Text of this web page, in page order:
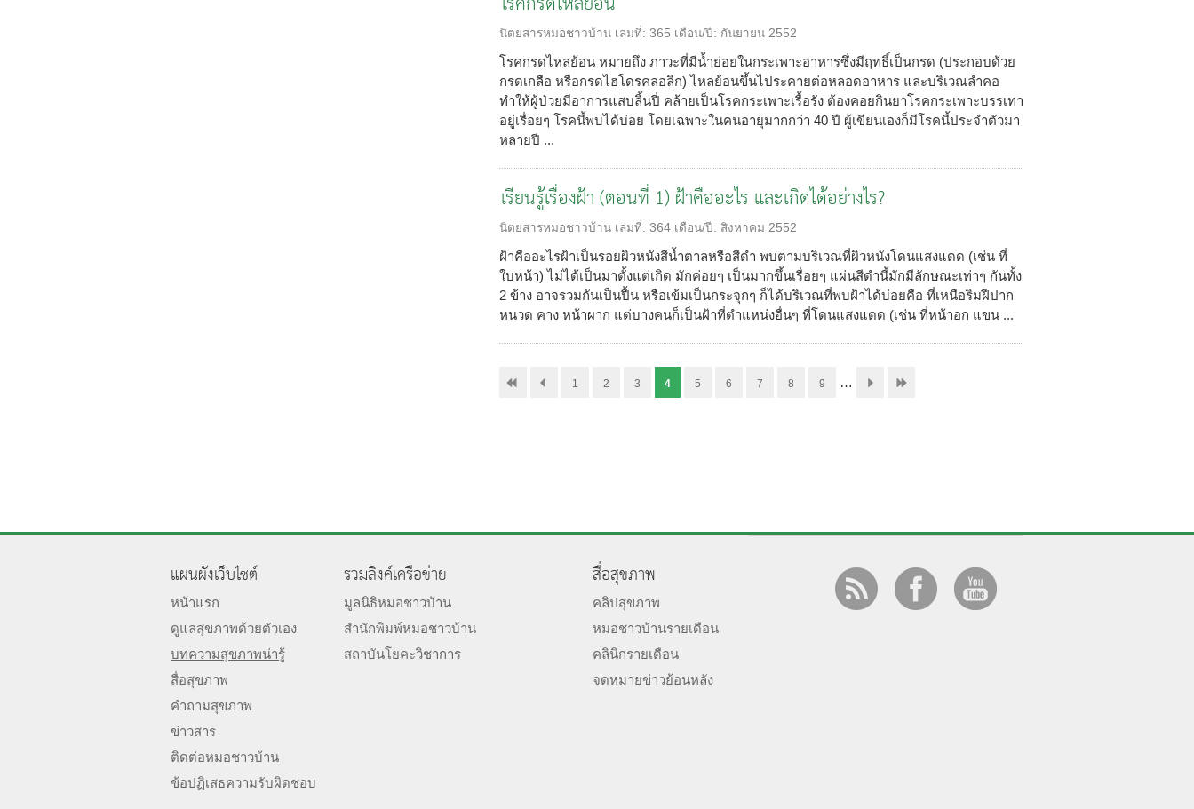
นิตยสารหมอชาวบ้าน เล่มที่: 365 เดือน/ปี: กันยายน 2552
โรคกรดไหลย้อน หมายถึง ภาวะที่มีน้ำย่อยในกระเพาะอาหารซึ่งมีฤทธิ์เป็นกรด (ประกอบด้วย
กรดเกลือ หรือกรดไฮโดรคลอลิก) ไหลย้อนขึ้นไประคายต่อหลอดอาหาร และบริเวณลำคอ
ทำให้ผู้ป่วยมีอาการแสบลิ้นปี่ คล้ายเป็นโรคกระเพาะเรื้อรัง ต้องคอยกินยาโรคกระเพาะบรรเทา
อยู่เรื่อยๆ โรคนี้พบได้บ่อย โดยเฉพาะในคนอายุมากกว่า 40 ปี ผู้เขียนเองก็มีโรคนี้ประจำตัวมา
หลายปี ...
เรียนรู้เรื่องฝ้า (ตอนที่ 1) ฝ้าคืออะไร และเกิดได้อย่างไร?
นิตยสารหมอชาวบ้าน เล่มที่: 364 เดือน/ปี: สิงหาคม 2552
ฝ้าคืออะไรฝ้าเป็นรอยผิวหนังสีน้ำตาลหรือสีดำ พบตามบริเวณที่ผิวหนังโดนแสงแดด (เช่น ที่
ใบหน้า) ไม่ได้เป็นมาตั้งแต่เกิด มักค่อยๆ เป็นมากขึ้นเรื่อยๆ แผ่นสีดำนี้มักมีลักษณะเท่าๆ กันทั้ง
2 ข้าง อาจรวมกันเป็นปื้น หรือเข้มเป็นกระจุกๆ ก็ได้บริเวณที่พบฝ้าได้บ่อยคือ ที่เหนือริมฝีปาก
หนวด คาง หน้าผาก แต่บางคนก็เป็นฝ้าที่ตำแหน่งอื่นๆ ที่โดนแสงแดด (เช่น ที่หน้าอก แขน ...
1 2 3 4 5 6 7 8 9 …
แผนผังเว็บไซต์
หน้าแรก
ดูแลสุขภาพด้วยตัวเอง
บทความสุขภาพน่ารู้
สื่อสุขภาพ
คำถามสุขภาพ
ข่าวสาร
ติดต่อหมอชาวบ้าน
ข้อปฏิเสธความรับผิดชอบ
รวมลิงค์เครือข่าย
มูลนิธิหมอชาวบ้าน
สำนักพิมพ์หมอชาวบ้าน
สถาบันโยคะวิชาการ
สื่อสุขภาพ
คลิปสุขภาพ
หมอชาวบ้านรายเดือน
คลินิกรายเดือน
จดหมายข่าวย้อนหลัง